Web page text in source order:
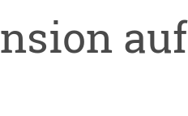
auf